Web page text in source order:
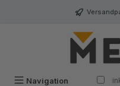
Navigation